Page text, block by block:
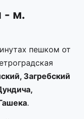
- м.
пешком от
Загребский
.